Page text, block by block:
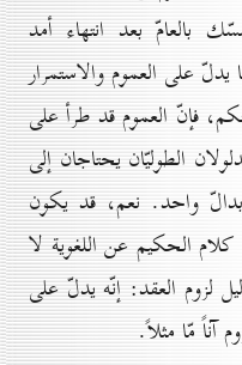
بالعامّ بعد انتهاء أمد
على العموم والاستمرار
فإنّ العموم قد طرأ على
الطوليّان يحتاجان إلى
بدالّ واحد. نعم، قد يكون
الحكيم عن اللغوية لا
لزوم العقد: إنّه يدلّ على
آناً مّا مثلاً.